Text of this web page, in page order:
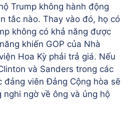
Trump không hành động
tắc nào. Thay vào đó, họ có
không có khả năng được
khiến GOP của Nhà
Hoa Kỳ phải trả giá. Nếu
và Sanders trong các
đảng viên Đảng Cộng hòa sẽ
nghi ngờ về ông và ủng hộ